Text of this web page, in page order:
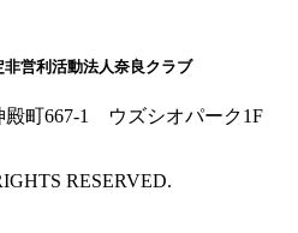
営利活動法人奈良クラブ
殿町667-1
ウズシオパーク1F
RESERVED.